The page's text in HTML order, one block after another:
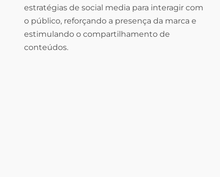
estratégias de social media para interagir com
o público, reforçando a presença da marca e
estimulando o compartilhamento de
conteúdos.